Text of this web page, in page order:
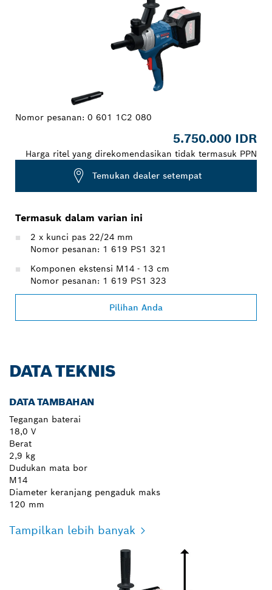
Nomor pesanan: 0 601 1C2 080
5.750.000 IDR
Harga ritel yang direkomendasikan tidak termasuk PPN
Temukan dealer setempat
Termasuk dalam varian ini
2 x kunci pas 22/24 mm
Nomor pesanan: 1 619 PS1 321
Komponen ekstensi M14 - 13 cm
Nomor pesanan: 1 619 PS1 323
Pilihan Anda
DATA TEKNIS
DATA TAMBAHAN
Tegangan baterai
18,0 V
Berat
2,9 kg
Dudukan mata bor
M14
Diameter keranjang pengaduk maks
120 mm
Tampilkan lebih banyak